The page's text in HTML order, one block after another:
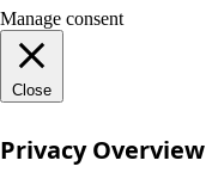
Manage consent
Close
Privacy Overview